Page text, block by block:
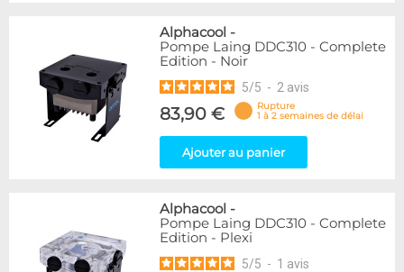
Alphacool -
Pompe Laing DDC310 - Complete
Edition - Noir
5/5 - 2 avis
83,90 €
Rupture
1 à 2 semaines de délai
Ajouter au panier
Alphacool -
Pompe Laing DDC310 - Complete
Edition - Plexi
5/5 - 1 avis